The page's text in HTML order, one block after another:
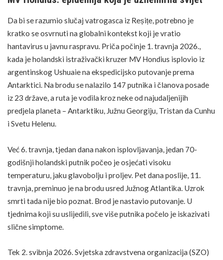
Da bi se razumio slučaj vatrogasca iz Reșițe, potrebno je
kratko se osvrnuti na globalni kontekst koji je vratio
hantavirus u javnu raspravu. Priča počinje 1. travnja 2026.,
kada je holandski istraživački kruzer MV Hondius isplovio iz
argentinskog Ushuaie na ekspedicijsko putovanje prema
Antarktici. Na brodu se nalazilo 147 putnika i članova posade
iz 23 države, a ruta je vodila kroz neke od najudaljenijih
predjela planeta – Antarktiku, Južnu Georgiju, Tristan da Cunhu
i Svetu Helenu.
Već 6. travnja, tjedan dana nakon isplovljavanja, jedan 70-
godišnji holandski putnik počeo je osjećati visoku
temperaturu, jaku glavobolju i proljev. Pet dana poslije, 11.
travnja, preminuo je na brodu usred Južnog Atlantika. Uzrok
smrti tada nije bio poznat. Brod je nastavio putovanje. U
tjednima koji su uslijedili, sve više putnika počelo je iskazivati
slične simptome.
Tek 2. svibnja 2026.Svjetska zdravstvena organizacija (SZO)